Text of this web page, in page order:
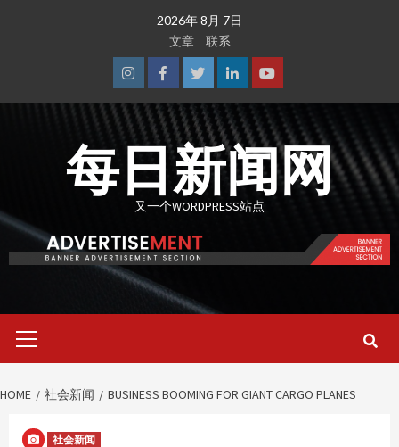
2026年 8月 7日
文章
联系
InstagramFacebook
TwitterLinkedinYoutube
每日新闻网
又一个WORDPRESS站点
Menu
HOME 社会新闻 BUSINESS BOOMING FOR GIANT CARGO PLANES
社会新闻